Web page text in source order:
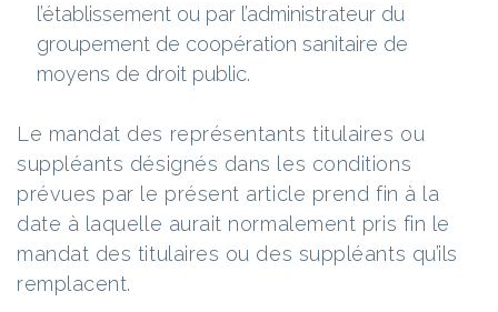
l’établissement ou par l’administrateur du
groupement de coopération sanitaire de
moyens de droit public.
Le mandat des représentants titulaires ou
suppléants désignés dans les conditions
prévues par le présent article prend fin à la
date à laquelle aurait normalement pris fin le
mandat des titulaires ou des suppléants qu’ils
remplacent.